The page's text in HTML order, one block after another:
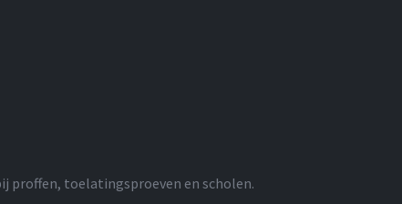
proffen, toelatingsproeven en scholen.